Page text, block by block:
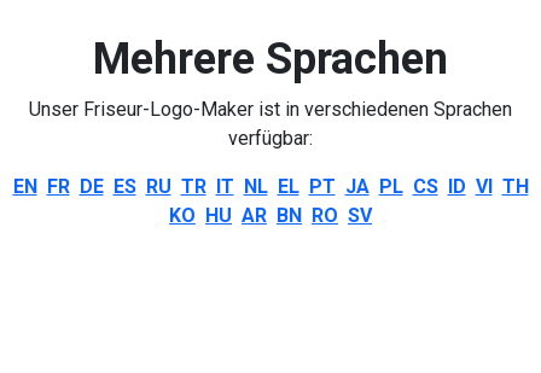
Mehrere Sprachen
Unser Friseur-Logo-Maker ist in verschiedenen Sprachen
verfügbar:
EN FR DE ES RU TR IT NL EL PT JA PL CS ID VI TH
KO HU AR BN RO SV